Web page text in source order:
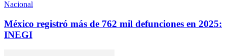
Nacional
México registró más de 762 mil defunciones en 2025:
INEGI